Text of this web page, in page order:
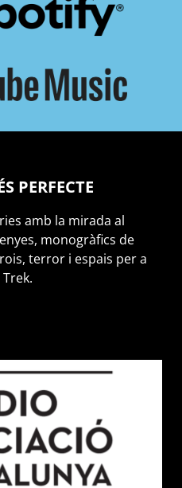
PERFECTE
amb la mirada al
monogràfics de
terror i espais per a